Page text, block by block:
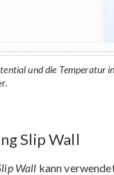
und die
.
Slip Wall
Wall kann